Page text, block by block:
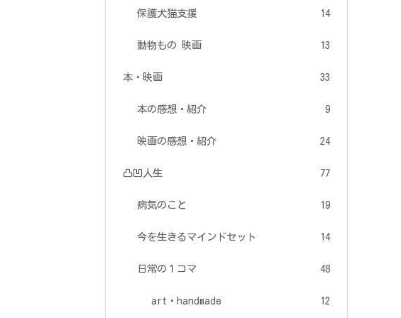
保護犬猫支援 14
動物もの 映画 13
本・映画 33
本の感想・紹介 9
映画の感想・紹介 24
凸凹人生 77
病気のこと 19
今を生きるマインドセット 14
日常の１コマ 48
art・handmade 12